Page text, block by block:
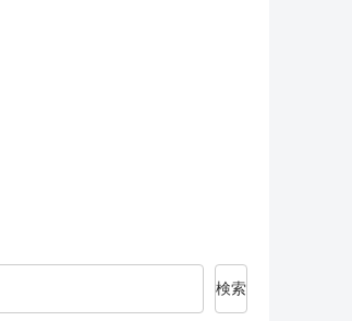
検索